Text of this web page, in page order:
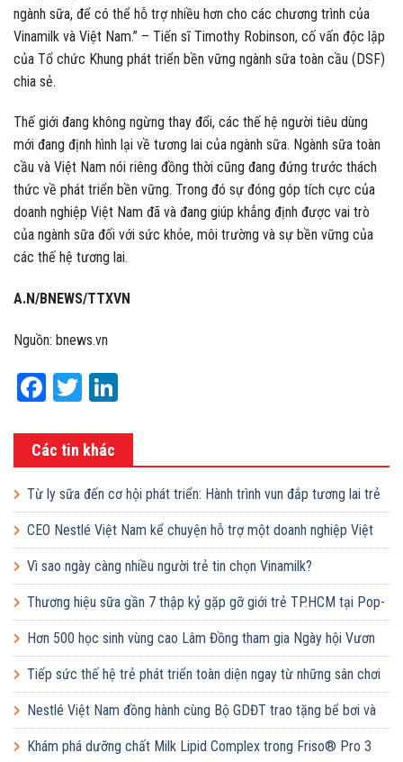
ngành sữa, để có thể hỗ trợ nhiều hơn cho các chương trình của
Vinamilk và Việt Nam.” – Tiến sĩ Timothy Robinson, cố vấn độc lập
của Tổ chức Khung phát triển bền vững ngành sữa toàn cầu (DSF)
chia sẻ.
Thế giới đang không ngừng thay đổi, các thế hệ người tiêu dùng
mới đang định hình lại về tương lai của ngành sữa. Ngành sữa toàn
cầu và Việt Nam nói riêng đồng thời cũng đang đứng trước thách
thức về phát triển bền vững. Trong đó sự đóng góp tích cực của
doanh nghiệp Việt Nam đã và đang giúp khẳng định được vai trò
của ngành sữa đối với sức khỏe, môi trường và sự bền vững của
các thế hệ tương lai.
A.N/BNEWS/TTXVN
Nguồn: bnews.vn
Facebook
Twitter
Các tin khác
Từ ly sữa đến cơ hội phát triển: Hành trình vun đắp tương lai trẻ
em Việt của Vinamilk
CEO Nestlé Việt Nam kể chuyện hỗ trợ một doanh nghiệp Việt
tăng quy mô gấp 10 lần
Vì sao ngày càng nhiều người trẻ tin chọn Vinamilk?
Thương hiệu sữa gần 7 thập kỷ gặp gỡ giới trẻ TP.HCM tại Pop-
up ‘Thưởng vị hè’
Hơn 500 học sinh vùng cao Lâm Đồng tham gia Ngày hội Vươn
cao Việt Nam
Tiếp sức thế hệ trẻ phát triển toàn diện ngay từ những sân chơi
học đường
Nestlé Việt Nam đồng hành cùng Bộ GDĐT trao tặng bể bơi và
lớp dạy bơi mô hình điểm cho học sinh tại tỉnh Bắc Ninh
Khám phá dưỡng chất Milk Lipid Complex trong Friso® Pro 3